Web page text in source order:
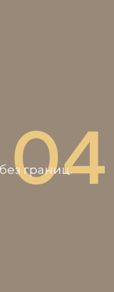
границ.